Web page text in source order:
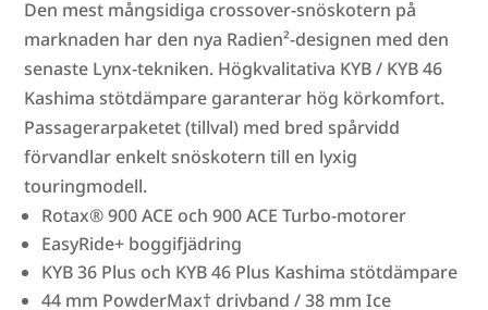
Den mest mångsidiga crossover-snöskotern på
marknaden har den nya Radien²-designen med den
senaste Lynx-tekniken. Högkvalitativa KYB / KYB 46
Kashima stötdämpare garanterar hög körkomfort.
Passagerarpaketet (tillval) med bred spårvidd
förvandlar enkelt snöskotern till en lyxig
touringmodell.
Rotax® 900 ACE och 900 ACE Turbo-motorer
EasyRide+ boggifjädring
KYB 36 Plus och KYB 46 Plus Kashima stötdämpare
44 mm PowderMax† drivband / 38 mm Ice